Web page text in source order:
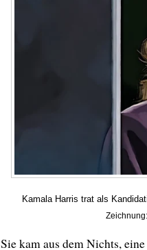
Kamala Harris trat als
Sie kam aus dem Nichts,